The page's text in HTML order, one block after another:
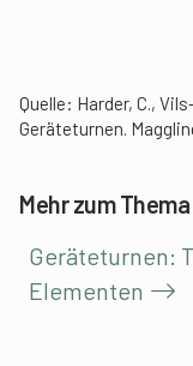
Quelle: Harder, C.,
Geräteturnen.
Mehr zum Thema
Geräteturnen:
Elementen